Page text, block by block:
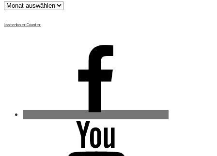
Archiv
kostenloser Counter